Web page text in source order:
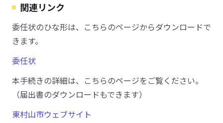
関連リンク
委任状のひな形は、こちらのページからダウンロードで
きます。
委任状
本手続きの詳細は、こちらのページをご覧ください。
（届出書のダウンロードもできます）
東村山市ウェブサイト